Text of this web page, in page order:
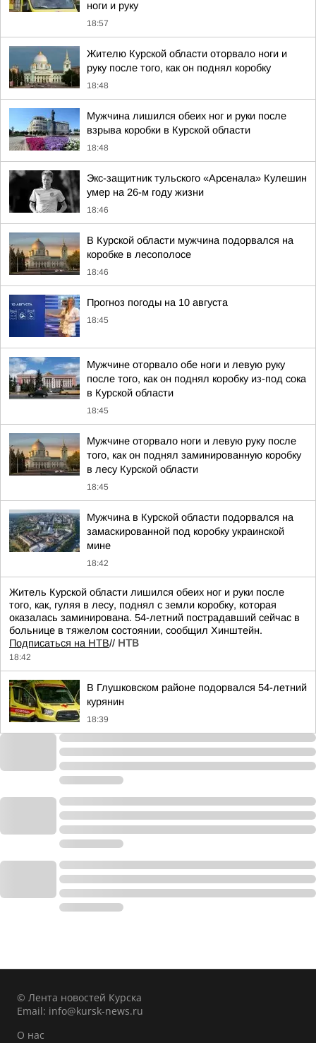
ноги и руку
18:57
Жителю Курской области оторвало ноги и
руку после того, как он поднял коробку
18:48
Мужчина лишился обеих ног и руки после
взрыва коробки в Курской области
18:48
Экс-защитник тульского «Арсенала» Кулешин
умер на 26-м году жизни
18:46
В Курской области мужчина подорвался на
коробке в лесополосе
18:46
Прогноз погоды на 10 августа
18:45
Мужчине оторвало обе ноги и левую руку
после того, как он поднял коробку из-под сока
в Курской области
18:45
Мужчине оторвало ноги и левую руку после
того, как он поднял заминированную коробку
в лесу Курской области
18:45
Мужчина в Курской области подорвался на
замаскированной под коробку украинской
мине
18:42
Житель Курской области лишился обеих ног и руки после
того, как, гуляя в лесу, поднял с земли коробку, которая
оказалась заминирована. 54-летний пострадавший сейчас в
больнице в тяжелом состоянии, сообщил Хинштейн.
Подписаться на НТВ// НТВ
18:42
В Глушковском районе подорвался 54-летний
курянин
18:39
© Лента новостей Курска
Email: info@kursk-news.ru
О нас